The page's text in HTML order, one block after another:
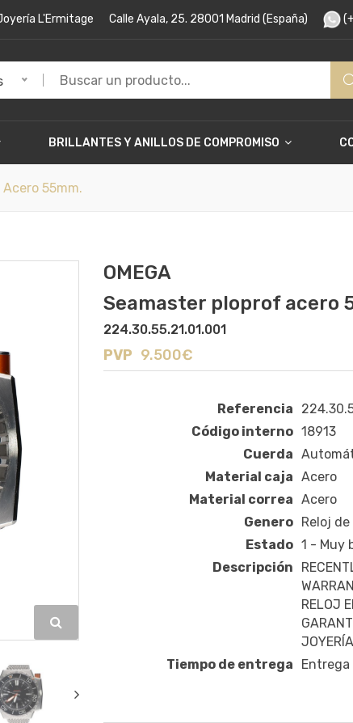
L'Ermitage Calle Ayala, 25. 28001 Madrid (España)
BRILLANTES Y ANILLOS DE COMPROMISO
Acero 55mm.
OMEGA
Seamaster ploprof acero
224.30.55.21.01.001
PVP 9.500€
Referencia
Código interno 18913
Cuerda
Material caja Acero
Material correa Acero
Genero
Reloj
Estado 1 - Muy
Descripción
RELOJ
Tiempo de entrega